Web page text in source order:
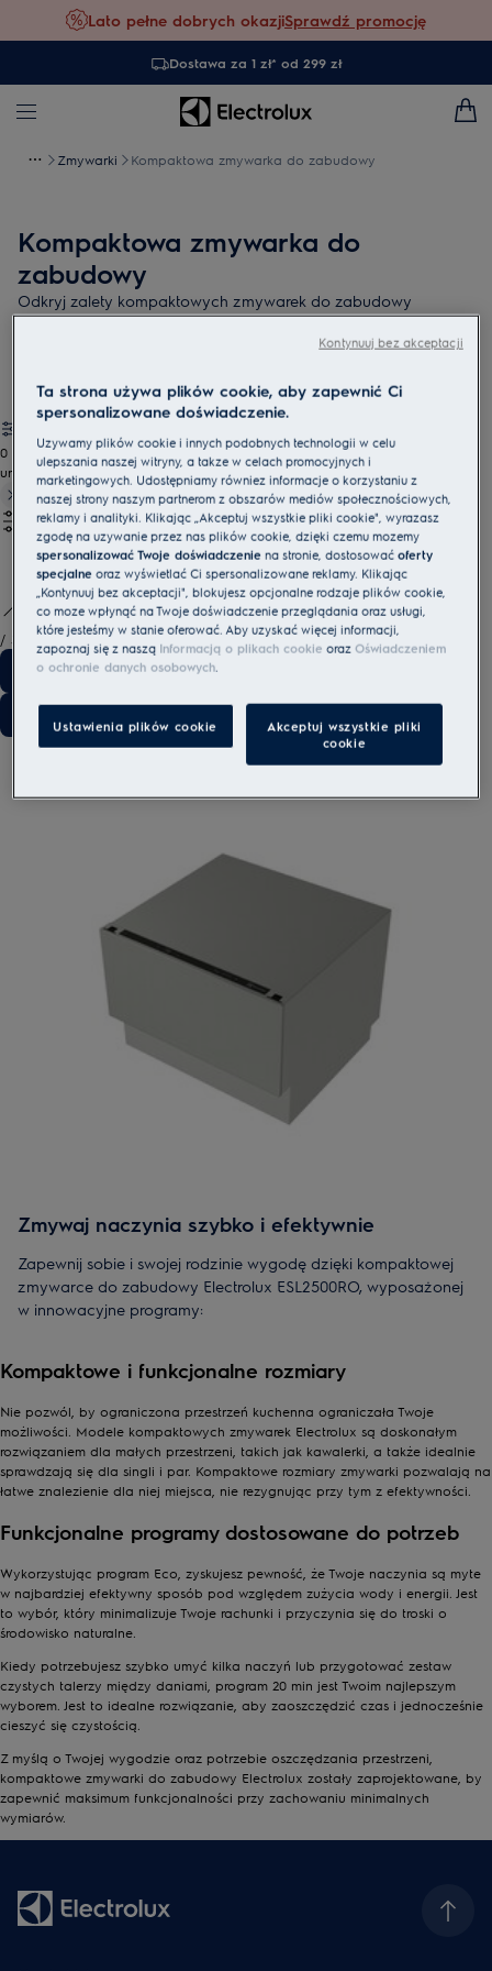
Lato pełne dobrych okazjiSprawdź promocję
Dostawa za 1 zł* od 299 zł
Zmywarki Kompaktowa zmywarka do zabudowy
Kompaktowa zmywarka do
zabudowy
Odkryj zalety kompaktowych zmywarek do zabudowy
Electrolux, które oferują wyjątkową wydajność zmywania przy
zachowaniu niewielkich rozmiarów. Idealne dla osób
zmywania.
0
undefined
/ 3
Zmywaj naczynia szybko i efektywnie
Zapewnij sobie i swojej rodzinie wygodę dzięki kompaktowej
zmywarce do zabudowy Electrolux ESL2500RO, wyposażonej
w innowacyjne programy:
pozwalając na zaoszczędzenie czasu dla siebie i bliskich. Jest
umożliwiając błyskawiczne przywrócenie porządku w kuchni.
Sześć programów zmywania gwarantuje doskonałe
dopasowanie do różnorodnych potrzeb zmywania.
Wybierając program odpowiadający rodzajowi zabrudzeń i
wysiłku.
Kompaktowe i funkcjonalne rozmiary
Nie pozwól, by ograniczona przestrzeń kuchenna ograniczała Twoje
możliwości. Modele kompaktowych zmywarek Electrolux są doskonałym
rozwiązaniem dla małych przestrzeni, takich jak kawalerki, a także idealnie
sprawdzają się dla singli i par. Kompaktowe rozmiary zmywarki pozwalają na
łatwe znalezienie dla niej miejsca, nie rezygnując przy tym z efektywności.
Funkcjonalne programy dostosowane do potrzeb
Wykorzystując program Eco, zyskujesz pewność, że Twoje naczynia są myte
w najbardziej efektywny sposób pod względem zużycia wody i energii. Jest
to wybór, który minimalizuje Twoje rachunki i przyczynia się do troski o
środowisko naturalne.
Kiedy potrzebujesz szybko umyć kilka naczyń lub przygotować zestaw
czystych talerzy między daniami, program 20 min jest Twoim najlepszym
wyborem. Jest to idealne rozwiązanie, aby zaoszczędzić czas i jednocześnie
cieszyć się czystością.
Z myślą o Twojej wygodzie oraz potrzebie oszczędzania przestrzeni,
kompaktowe zmywarki do zabudowy Electrolux zostały zaprojektowane, by
zapewnić maksimum funkcjonalności przy zachowaniu minimalnych
wymiarów.
Ta strona używa plików cookie, aby zapewnić Ci
spersonalizowane doświadczenie.
Używamy plików cookie i innych podobnych technologii w celu
ulepszania naszej witryny, a także w celach promocyjnych i
marketingowych. Udostępniamy również informacje o korzystaniu z
naszej strony naszym partnerom z obszarów mediów społecznościowych,
reklamy i analityki. Klikając „Akceptuj wszystkie pliki cookie", wyrażasz
zgodę na używanie przez nas plików cookie, dzięki czemu możemy
spersonalizować Twoje doświadczenie na stronie, dostosowaćoferty
specjalne oraz wyświetlać Ci spersonalizowane reklamy. Klikając
„Kontynuuj bez akceptacji", blokujesz opcjonalne rodzaje plików cookie,
co może wpłynąć na Twoje doświadczenie przeglądania oraz usługi,
które jesteśmy w stanie oferować. Aby uzyskać więcej informacji,
zapoznaj się z naszą Informacją o plikach cookie orazOświadczeniem
o ochronie danych osobowych.
Ustawienia plików cookie
Akceptuj wszystkie pliki
cookie
Kontynuuj bez akceptacji